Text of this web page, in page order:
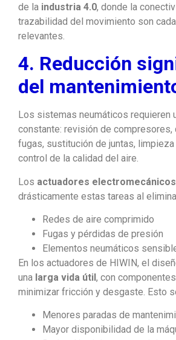
de la industria 4.0, donde la
trazabilidad del movimiento son
relevantes.
4. Reducción
del
Los sistemas neumáticos requieren
constante: revisión de compresores,
fugas, sustitución de juntas,
control de la calidad del aire.
Los actuadores electromecánicos
drásticamente estas tareas al
Redes de aire comprimido
Fugas y pérdidas de presión
Elementos neumáticos
En los actuadores de HIWIN, el
una larga vida útil, con
minimizar fricción y desgaste. Esto
Menores paradas de
Mayor disponibilidad de la